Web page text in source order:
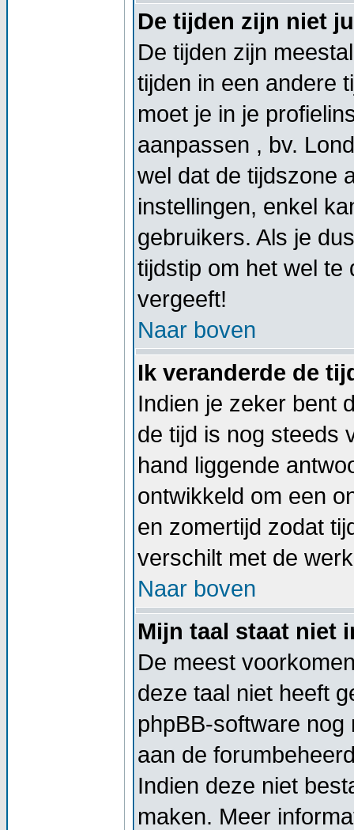
De tijden zijn niet
De tijden zijn
tijden in een andere
moet je in je
aanpassen , bv.
wel dat de tijdszone
instellingen, enkel
gebruikers. Als je
tijdstip om het wel te
vergeeft!
Naar boven
Ik veranderde de
Indien je zeker bent
de tijd is nog steeds
hand liggende
ontwikkeld om een
en zomertijd zodat
verschilt met de
Naar boven
Mijn taal staat niet
De meest
deze taal niet heeft
phpBB-software
aan de
Indien deze niet
maken. Meer